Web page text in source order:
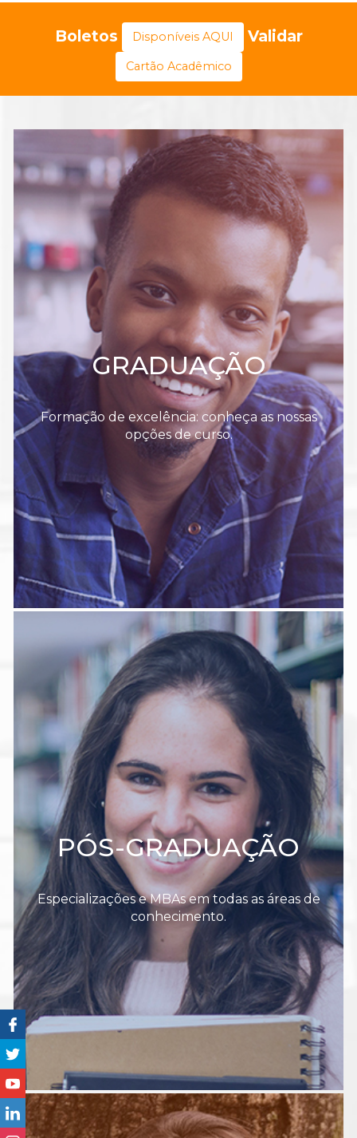
Boletos Disponíveis AQUI Validar
Cartão Acadêmico
GRADUAÇÃO
Formação de excelência: conheça as nossas
opções de curso.
PÓS-GRADUAÇÃO
Especializações e MBAs em todas as áreas de
conhecimento.